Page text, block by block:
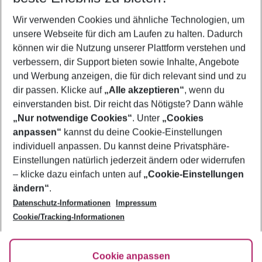
2 Erwachsene Keine Kinder
Mehr Filter anzeigen
Footer
Footer navigation
Über uns
AGB
Bestpreisgarantie
Cookie-Einstellungen ändern
Cookie-Richtlinie
Agenturbetreuung
Barrierefreies Reisen
FAQ
HanseMerkur Reiseversicherung
Folge uns
Wir verwenden Cookies und ähnliche Technologien, um
unsere Webseite für dich am Laufen zu halten. Dadurch
können wir die Nutzung unserer Plattform verstehen und
verbessern, dir Support bieten sowie Inhalte, Angebote
und Werbung anzeigen, die für dich relevant sind und zu
dir passen. Klicke auf „Alle akzeptieren“, wenn du
einverstanden bist. Dir reicht das Nötigste? Dann wähle
„Nur notwendige Cookies“. Unter „Cookies
anpassen“ kannst du deine Cookie-Einstellungen
individuell anpassen. Du kannst deine Privatsphäre-
Einstellungen natürlich jederzeit ändern oder widerrufen
– klicke dazu einfach unten auf „Cookie-Einstellungen
ändern“.
Datenschutz-Informationen
Impressum
Cookie/Tracking-Informationen
Cookie anpassen